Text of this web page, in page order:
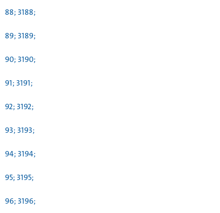
88; 3188;
89; 3189;
90; 3190;
91; 3191;
92; 3192;
93; 3193;
94; 3194;
95; 3195;
96; 3196;